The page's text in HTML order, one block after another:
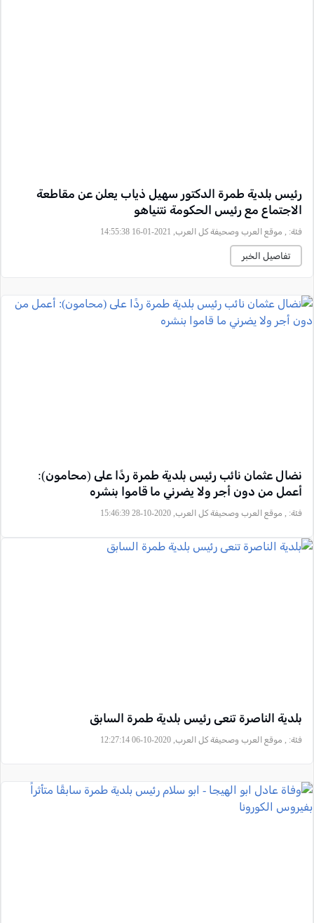
رئيس بلدية طمرة الدكتور سهيل ذياب يعلن عن مقاطعة
الاجتماع مع رئيس الحكومة نتنياهو
فئة: , موقع العرب وصحيفة كل العرب, 2021-01-16 14:55:38
تفاصيل الخبر
نضال عثمان نائب رئيس بلدية طمرة ردًا على (محامون):
أعمل من دون أجر ولا يضرني ما قاموا بنشره
فئة: , موقع العرب وصحيفة كل العرب, 2020-10-28 15:46:39
بلدية الناصرة تنعى رئيس بلدية طمرة السابق
فئة: , موقع العرب وصحيفة كل العرب, 2020-10-06 12:27:14